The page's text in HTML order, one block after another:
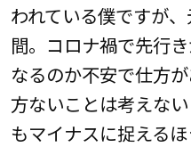
われている僕ですが
間。コロナ禍で先行
なるのか不安で仕方
方ないことは考えな
もマイナスに捉える